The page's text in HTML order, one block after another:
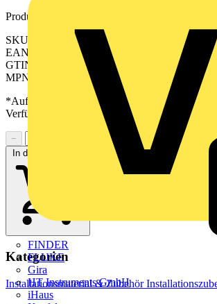
FINDER
FLUKE
Gira
HT Instruments GmbH
iHaus
Produktkennzeichen
SKU: ME12-20ATK26
EAN: 4011377362635
GTIN: 4011377362635
MPN: ME 12-20 AT K 26
*Auf Anfrage verfügbar - bitte in den
Verfügbarkeit zu prüfen
−
In den Warenkorb
Kategorien
Installationsmaterial & Zubehör